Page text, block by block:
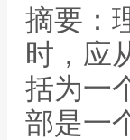
摘要：
时，应
括为一
部是一